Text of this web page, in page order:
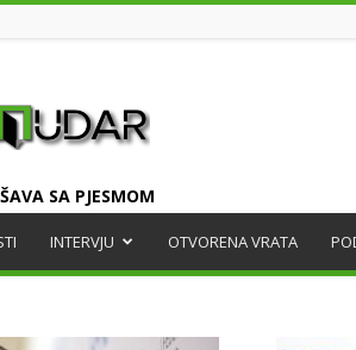
SA PJESMOM
INTERVJU OTVORENA VRATA